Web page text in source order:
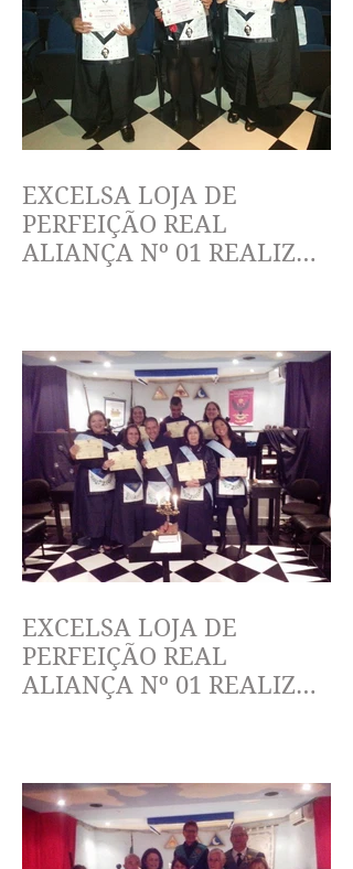
EXCELSA LOJA DE
PERFEIÇÃO REAL
ALIANÇA Nº 01 REALIZA
EXCELSA LOJA DE
PERFEIÇÃO REAL
ALIANÇA Nº 01 REALIZA